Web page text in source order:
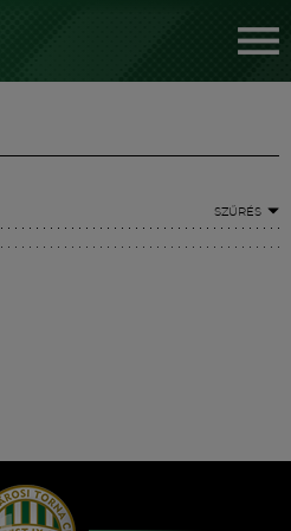
SZŰRÉS